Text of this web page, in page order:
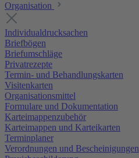
Organisation
Individualdrucksachen
Briefbögen
Briefumschläge
Privatrezepte
Termin- und Behandlungskarten
Visitenkarten
Organisationsmittel
Formulare und Dokumentation
Karteimappenzubehör
Karteimappen und Karteikarten
Terminplaner
Verordnungen und Bescheinigungen